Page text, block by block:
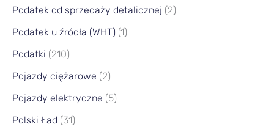
Podatek od sprzedaży detalicznej (2)
Podatek u źródła (WHT) (1)
Podatki (210)
Pojazdy ciężarowe (2)
Pojazdy elektryczne (5)
Polski Ład (31)